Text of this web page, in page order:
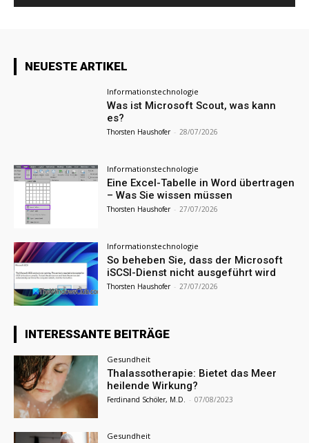
NEUESTE ARTIKEL
Informationstechnologie
Was ist Microsoft Scout, was kann
es?
Thorsten Haushofer - 28/07/2026
Informationstechnologie
Eine Excel-Tabelle in Word übertragen
– Was Sie wissen müssen
Thorsten Haushofer - 27/07/2026
Informationstechnologie
So beheben Sie, dass der Microsoft
iSCSI-Dienst nicht ausgeführt wird
Thorsten Haushofer - 27/07/2026
INTERESSANTE BEITRÄGE
Gesundheit
Thalassotherapie: Bietet das Meer
heilende Wirkung?
Ferdinand Schöler, M.D. - 07/08/2023
Gesundheit